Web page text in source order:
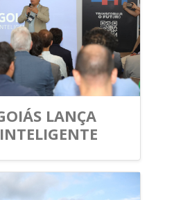
LANÇA